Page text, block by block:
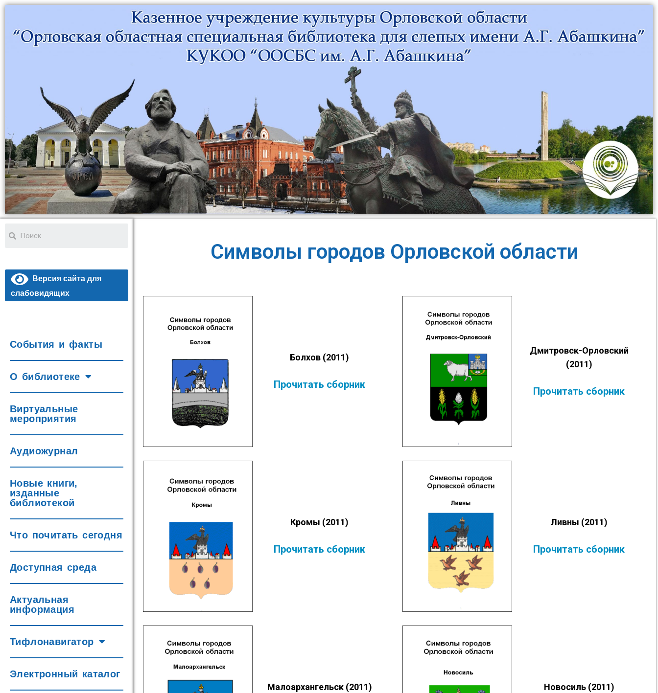
Версия сайта для
слабовидящих
События и факты
О библиотеке
Виртуальные
мероприятия
Аудиожурнал
Новые книги,
изданные
библиотекой
Что почитать сегодня
Доступная среда
Актуальная
информация
Тифлонавигатор
Электронный каталог
Символы городов Орловской области
Болхов (2011)
Прочитать сборник
Дмитровск-Орловский
(2011)
Прочитать сборник
Кромы (2011)
Прочитать сборник
Ливны (2011)
Прочитать сборник
Малоархангельск (2011) Новосиль (2011)